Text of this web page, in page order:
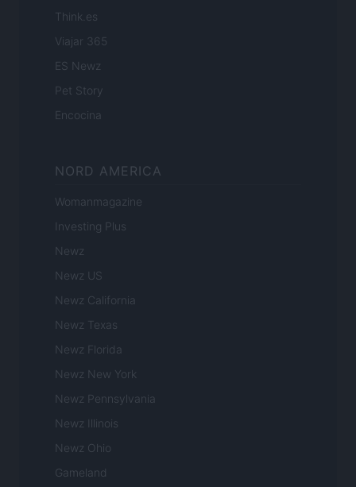
Think.es
Viajar 365
ES Newz
Pet Story
Encocina
NORD AMERICA
Womanmagazine
Investing Plus
Newz
Newz US
Newz California
Newz Texas
Newz Florida
Newz New York
Newz Pennsylvania
Newz Illinois
Newz Ohio
Gameland